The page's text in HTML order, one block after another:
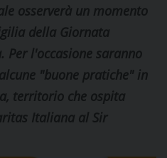
osserverà un momento
della Giornata
Per l'occasione saranno
"buone pratiche" in
territorio che ospita
Italiana al Sir